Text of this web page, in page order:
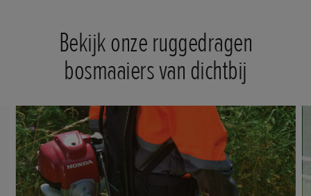
Bekijk onze ruggedragen
bosmaaiers van dichtbij